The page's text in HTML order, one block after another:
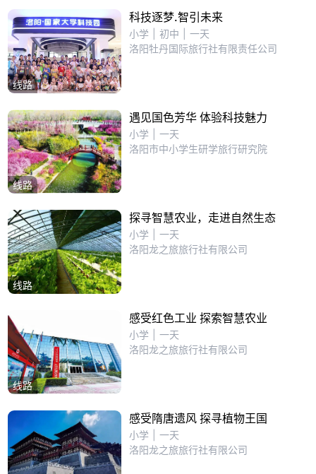
线路
科技逐梦.智引未来
小学 初中
一天
洛阳牡丹国际旅行社有限责任公司
线路
遇见国色芳华 体验科技魅力
小学
一天
洛阳市中小学生研学旅行研究院
线路
探寻智慧农业，走进自然生态
小学
一天
洛阳龙之旅旅行社有限公司
线路
感受红色工业 探索智慧农业
小学
一天
洛阳龙之旅旅行社有限公司
感受隋唐遗风 探寻植物王国
小学
一天
洛阳龙之旅旅行社有限公司